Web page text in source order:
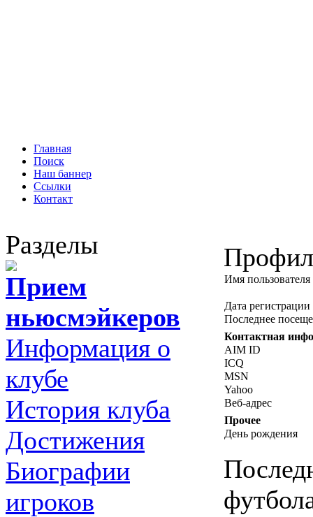
Главная
Поиск
Наш баннер
Ссылки
Контакт
Разделы
Прием
ньюсмэйкеров
Информация о
клубе
История клуба
Достижения
Биографии
игроков
Имя пользователя
Дата регистрации
Последнее
Контактная
AIM ID
ICQ
MSN
Yahoo
Веб-адрес
Прочее
День рождения